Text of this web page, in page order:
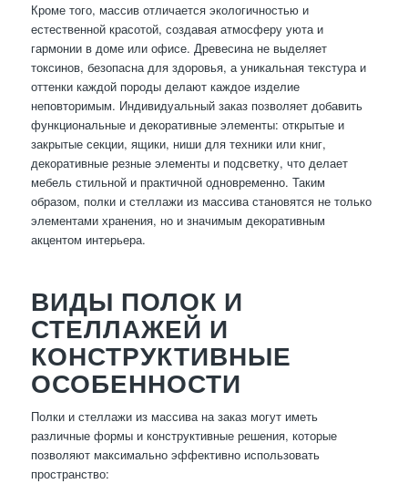
Кроме того, массив отличается экологичностью и
естественной красотой, создавая атмосферу уюта и
гармонии в доме или офисе. Древесина не выделяет
токсинов, безопасна для здоровья, а уникальная текстура и
оттенки каждой породы делают каждое изделие
неповторимым. Индивидуальный заказ позволяет добавить
функциональные и декоративные элементы: открытые и
закрытые секции, ящики, ниши для техники или книг,
декоративные резные элементы и подсветку, что делает
мебель стильной и практичной одновременно. Таким
образом, полки и стеллажи из массива становятся не только
элементами хранения, но и значимым декоративным
акцентом интерьера.
ВИДЫ ПОЛОК И
СТЕЛЛАЖЕЙ И
КОНСТРУКТИВНЫЕ
ОСОБЕННОСТИ
Полки и стеллажи из массива на заказ могут иметь
различные формы и конструктивные решения, которые
позволяют максимально эффективно использовать
пространство: